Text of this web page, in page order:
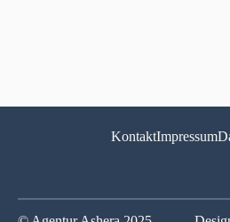
KontaktImpressum